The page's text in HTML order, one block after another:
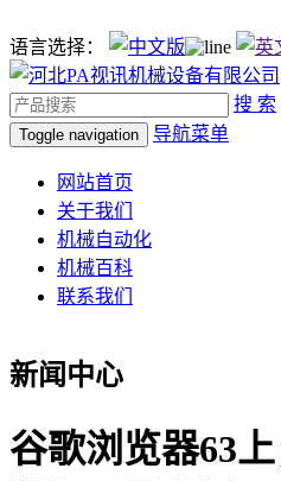
语言选择：
搜 索
Toggle navigation 导航菜单
网站首页
关于我们
机械自动化
机械百科
联系我们
新闻中心
谷歌浏览器63